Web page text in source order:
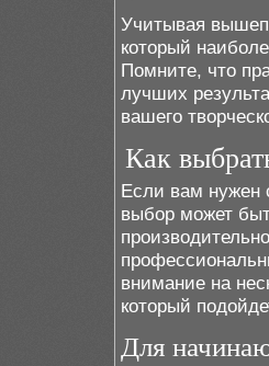
Учитывая
который
Помните, что
лучших
вашего
Как
Если вам нужен
выбор может
внимание на
который
Для